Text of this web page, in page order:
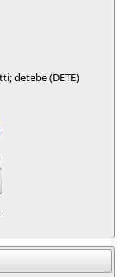
detebe (DETE)